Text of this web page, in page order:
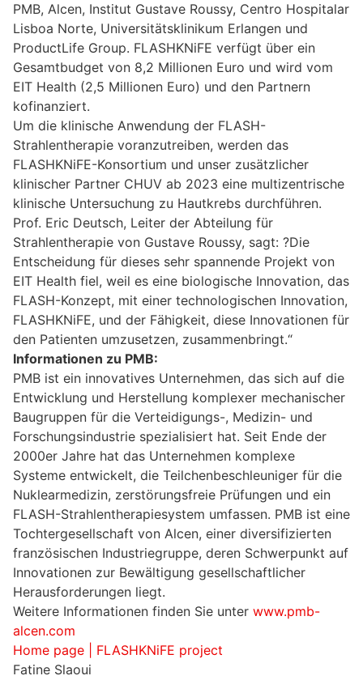
PMB, Alcen, Institut Gustave Roussy, Centro Hospitalar
Lisboa Norte, Universitätsklinikum Erlangen und
ProductLife Group. FLASHKNiFE verfügt über ein
Gesamtbudget von 8,2 Millionen Euro und wird vom
EIT Health (2,5 Millionen Euro) und den Partnern
kofinanziert.
Um die klinische Anwendung der FLASH-
Strahlentherapie voranzutreiben, werden das
FLASHKNiFE-Konsortium und unser zusätzlicher
klinischer Partner CHUV ab 2023 eine multizentrische
klinische Untersuchung zu Hautkrebs durchführen.
Prof. Eric Deutsch, Leiter der Abteilung für
Strahlentherapie von Gustave Roussy, sagt: ?Die
Entscheidung für dieses sehr spannende Projekt von
EIT Health fiel, weil es eine biologische Innovation, das
FLASH-Konzept, mit einer technologischen Innovation,
FLASHKNiFE, und der Fähigkeit, diese Innovationen für
den Patienten umzusetzen, zusammenbringt.“
Informationen zu PMB:
PMB ist ein innovatives Unternehmen, das sich auf die
Entwicklung und Herstellung komplexer mechanischer
Baugruppen für die Verteidigungs-, Medizin- und
Forschungsindustrie spezialisiert hat. Seit Ende der
2000er Jahre hat das Unternehmen komplexe
Systeme entwickelt, die Teilchenbeschleuniger für die
Nuklearmedizin, zerstörungsfreie Prüfungen und ein
FLASH-Strahlentherapiesystem umfassen. PMB ist eine
Tochtergesellschaft von Alcen, einer diversifizierten
französischen Industriegruppe, deren Schwerpunkt auf
Innovationen zur Bewältigung gesellschaftlicher
Herausforderungen liegt.
Weitere Informationen finden Sie unter www.pmb-
alcen.com
Home page | FLASHKNiFE project
Fatine Slaoui